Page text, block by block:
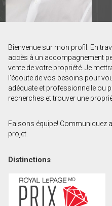
Prénom
Nom
Courriel
Téléphone
Message
Bienvenue sur mon profil. En
accès à un accompagnement
vente de votre propriété. Je
l'écoute de vos besoins pour
adéquate et professionnelle ou
recherches et trouver une
Faisons équipe! Communiquez
projet.
Distinctions